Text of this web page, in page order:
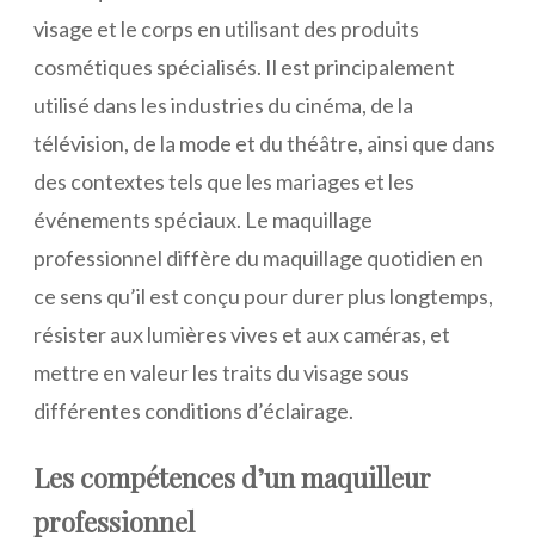
visage et le corps en utilisant des produits
cosmétiques spécialisés. Il est principalement
utilisé dans les industries du cinéma, de la
télévision, de la mode et du théâtre, ainsi que dans
des contextes tels que les mariages et les
événements spéciaux. Le maquillage
professionnel diffère du maquillage quotidien en
ce sens qu’il est conçu pour durer plus longtemps,
résister aux lumières vives et aux caméras, et
mettre en valeur les traits du visage sous
différentes conditions d’éclairage.
Les compétences d’un maquilleur
professionnel